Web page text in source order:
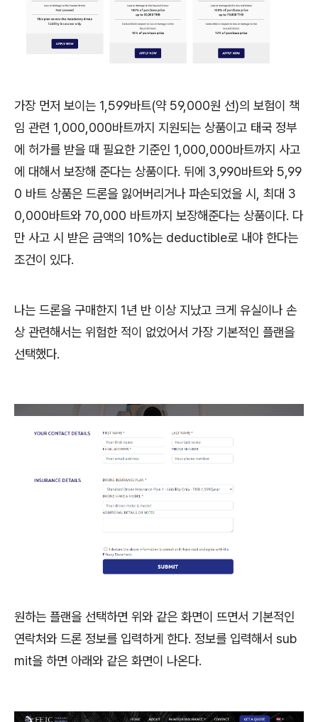
가장 먼저 보이는 1,599바트(약 59,000원 선)의 보험이 책
임 관련 1,000,000바트까지 지원되는 상품이고 태국 정부
에 허가를 받을 때 필요한 기준인 1,000,000바트까지 사고
에 대해서 보장해 준다는 상품이다. 뒤에 3,990바트와 5,99
0 바트 상품은 드론을 잃어버리거나 파손되었을 시, 최대 3
0,000바트와 70,000 바트까지 보장해준다는 상품이다. 다
만 사고 시 받은 금액의 10%는 deductible로 내야 한다는
조건이 있다.
나는 드론을 구매한지 1년 반 이상 지났고 크게 유실이나 손
상 관련해서는 위험한 적이 없었어서 가장 기본적인 플랜을
선택했다.
원하는 플랜을 선택하면 위와 같은 화면이 뜨면서 기본적인
연락처와 드론 정보를 입력하게 한다. 정보를 입력해서 sub
mit을 하면 아래와 같은 화면이 나온다.